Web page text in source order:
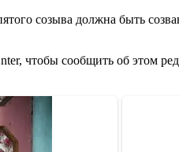
созыва должна быть
чтобы сообщить об этом